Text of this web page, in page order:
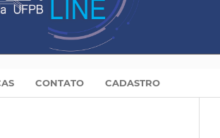
CONTATO CADASTRO